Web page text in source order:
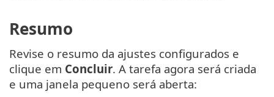
Resumo
Revise o resumo da ajustes configurados e
clique em Concluir. A tarefa agora será criada
e uma janela pequeno será aberta: